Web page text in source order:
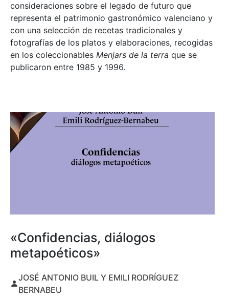
consideraciones sobre el legado de futuro que
representa el patrimonio gastronómico valenciano y
con una selección de recetas tradicionales y
fotografías de los platos y elaboraciones, recogidas
en los coleccionables Menjars de la terra que se
publicaron entre 1985 y 1996.
«Confidencias, diálogos
metapoéticos»
JOSÉ ANTONIO BUIL Y EMILI RODRÍGUEZ
BERNABEU